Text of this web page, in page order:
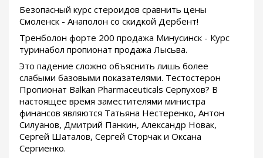
Безопасный курс стероидов сравнить цены
Смоленск - Анаполон со скидкой Дербент!
Тренболон форте 200 продажа Минусинск - Курс
туринабол пропионат продажа Лысьва.
Это падение сложно объяснить лишь более
слабыми базовыми показателями. Тестостерон
Пропионат Balkan Pharmaceuticals Серпухов? В
настоящее время заместителями министра
финансов являются Татьяна Нестеренко, Антон
Силуанов, Дмитрий Панкин, Александр Новак,
Сергей Шаталов, Сергей Сторчак и Оксана
Сергиенко.